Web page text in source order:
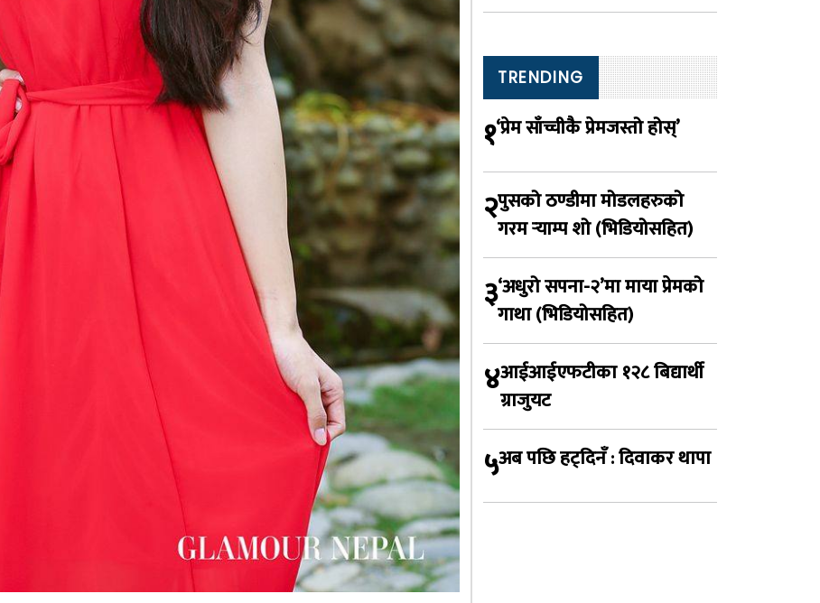
TRENDING
१‘प्रेम साँच्चीकै प्रेमजस्तो होस्’
२पुसको ठण्डीमा मोडलहरुको
गरम र्‍याम्प शो (भिडियोसहित)
३‘अधुरो सपना-२’मा माया प्रेमको
गाथा (भिडियोसहित)
४आईआईएफटीका १२८ बिद्यार्थी
ग्राजुयट
५अब पछि हट्दिनँ : दिवाकर थापा